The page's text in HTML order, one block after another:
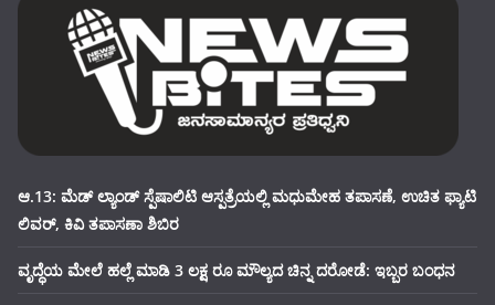
ಆ.13: ಮೆಡ್ ಲ್ಯಾಂಡ್ ಸ್ಪೆಷಾಲಿಟಿ ಆಸ್ಪತ್ರೆಯಲ್ಲಿ ಮಧುಮೇಹ ತಪಾಸಣೆ, ಉಚಿತ ಫ್ಯಾಟಿ
ಲಿವರ್, ಕಿವಿ ತಪಾಸಣಾ ಶಿಬಿರ
ವೃದ್ಧೆಯ ಮೇಲೆ ಹಲ್ಲೆ ಮಾಡಿ 3 ಲಕ್ಷ ರೂ ಮೌಲ್ಯದ ಚಿನ್ನ ದರೋಡೆ: ಇಬ್ಬರ ಬಂಧನ